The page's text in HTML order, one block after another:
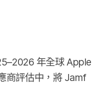
–2026 年​全球Apple
商​評估​中，​將Jamf